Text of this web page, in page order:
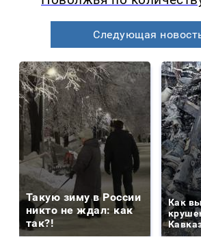
Следующая
Такую зиму в России
никто не ждал: как
так?!
Как